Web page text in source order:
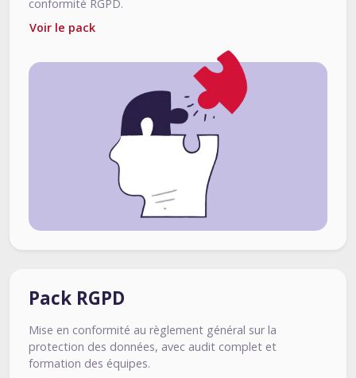
conformité RGPD.
Voir le pack
Pack RGPD
Mise en conformité au règlement général sur la
protection des données, avec audit complet et
formation des équipes.